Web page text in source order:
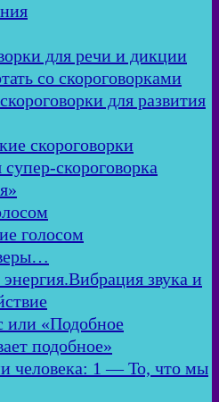
для речи и дикции
со скороговорками
для развития
скороговорки
скороговорка
голосом
энергия.Вибрация звука и
или «Подобное
подобное»
человека: 1 — То, что мы